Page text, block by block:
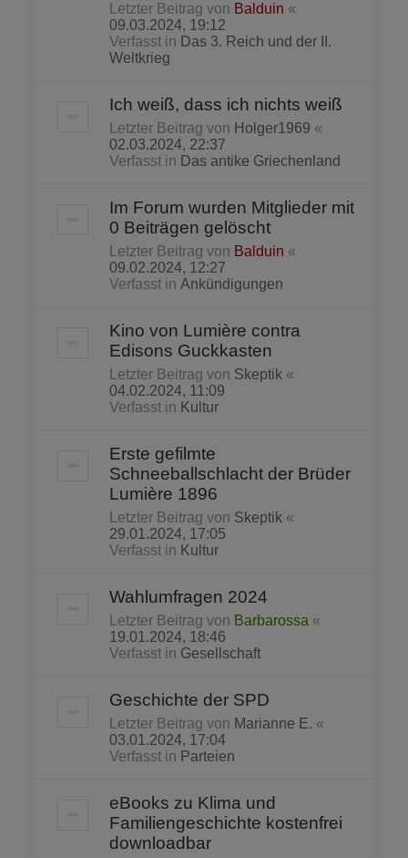
Letzter Beitrag von Balduin «
09.03.2024, 19:12
Verfasst in Das 3. Reich und der II.
Weltkrieg
Ich weiß, dass ich nichts weiß
Letzter Beitrag von Holger1969 «
02.03.2024, 22:37
Verfasst in Das antike Griechenland
Im Forum wurden Mitglieder mit
0 Beiträgen gelöscht
Letzter Beitrag von Balduin «
09.02.2024, 12:27
Verfasst in Ankündigungen
Kino von Lumière contra
Edisons Guckkasten
Letzter Beitrag von Skeptik «
04.02.2024, 11:09
Verfasst in Kultur
Erste gefilmte
Schneeballschlacht der Brüder
Lumière 1896
Letzter Beitrag von Skeptik «
29.01.2024, 17:05
Verfasst in Kultur
Wahlumfragen 2024
Letzter Beitrag von Barbarossa «
19.01.2024, 18:46
Verfasst in Gesellschaft
Geschichte der SPD
Letzter Beitrag von Marianne E. «
03.01.2024, 17:04
Verfasst in Parteien
eBooks zu Klima und
Familiengeschichte kostenfrei
downloadbar